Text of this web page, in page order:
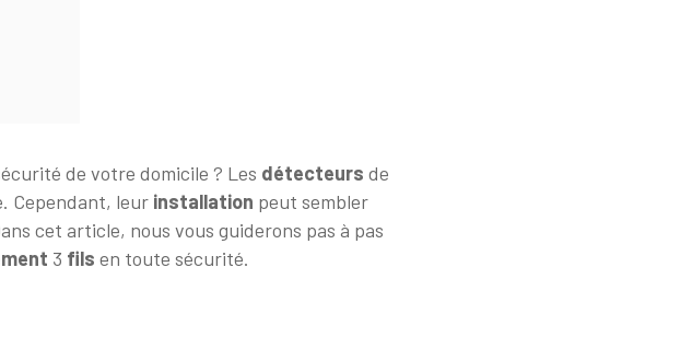
de votre domicile ? Les détecteurs de
Cependant, leur installation peut sembler
cet article, nous vous guiderons pas à pas
3 fils en toute sécurité.